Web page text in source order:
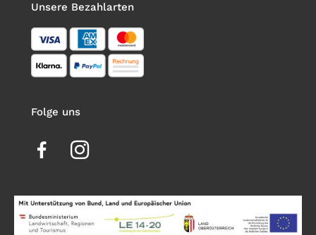
Unsere Bezahlarten
Folge uns